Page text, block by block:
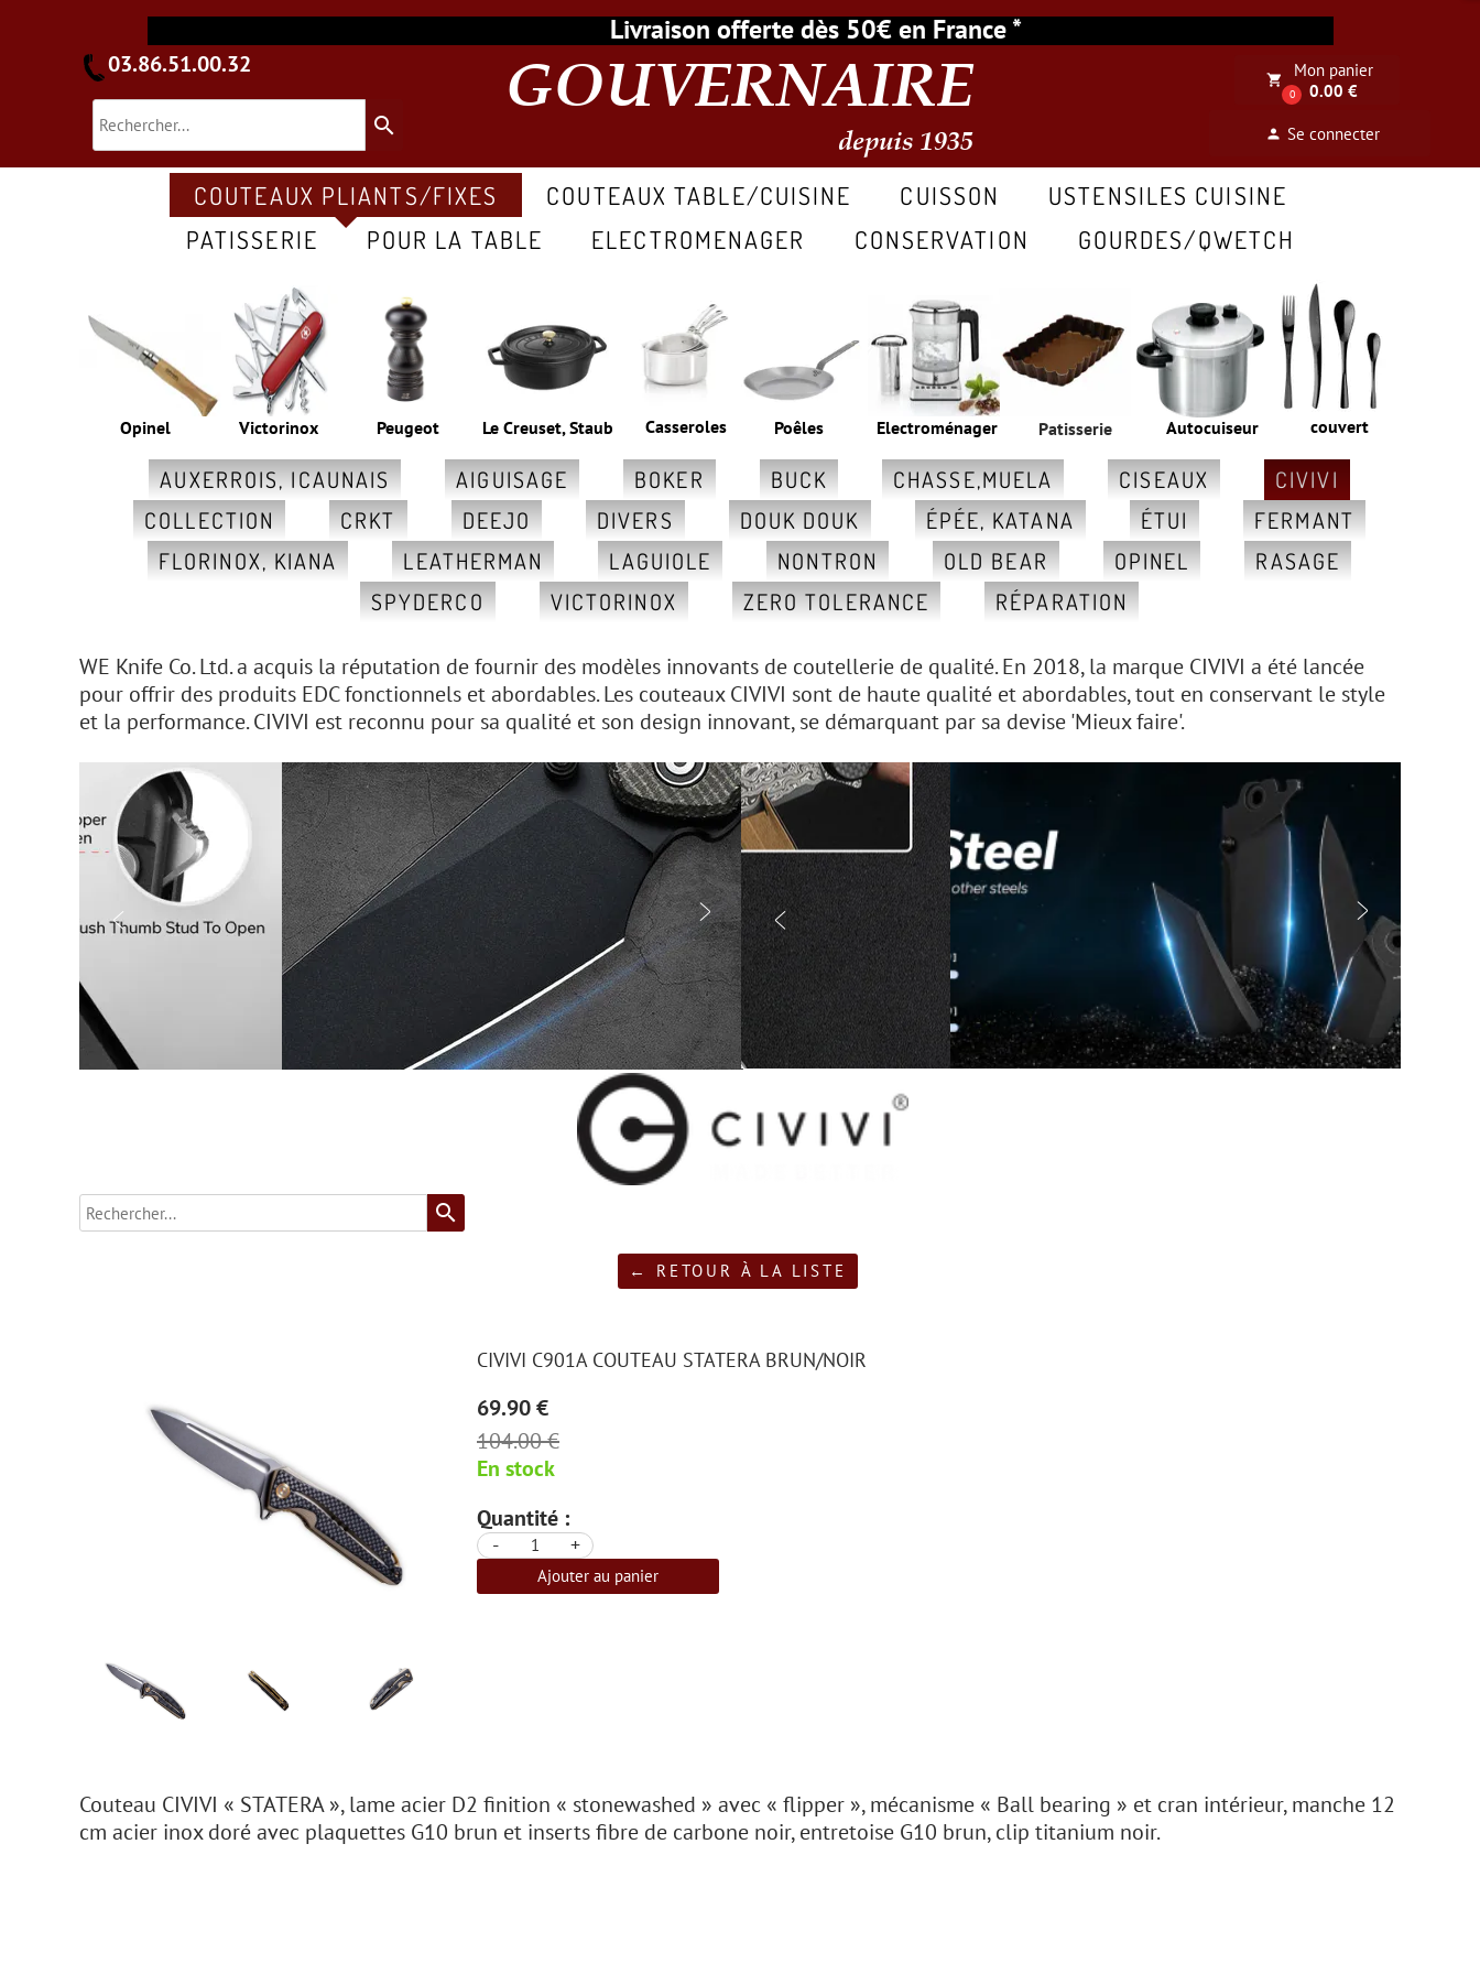
GOUVERNAIRE
depuis 1935
search
AUXERROIS, ICAUNAIS AIGUISAGE BOKER BUCK CHASSE,MUELA CISEAUX
CIVIVI
COLLECTION
CRKT DEEJO DIVERS DOUK DOUK ÉPÉE, KATANA ÉTUI
FERMANT
FLORINOX, KIANA
LEATHERMAN LAGUIOLE NONTRON OLD BEAR OPINEL
RASAGE
SPYDERCO
VICTORINOX ZERO TOLERANCE RÉPARATION
person Se connecter
couvert
Peugeot Le Creuset, Staub
Victorinox
Opinel Electroménager
Poêles
Casseroles
COUTEAUX PLIANTS/FIXES COUTEAUX TABLE/CUISINE CUISSON
USTENSILES CUISINE
PATISSERIE
POUR LA TABLE ELECTROMENAGER CONSERVATION GOURDES/QWETCH
local_grocery_store
0
Mon panier
0.00 €
Livraison offerte dès 50€ en France *
03.86.51.00.32
Patisserie Autocuiseur
WE Knife Co. Ltd. a acquis la réputation de fournir des modèles innovants de coutellerie de qualité. En 2018, la marque CIVIVI a été lancée
pour offrir des produits EDC fonctionnels et abordables. Les couteaux CIVIVI sont de haute qualité et abordables, tout en conservant le style
et la performance. CIVIVI est reconnu pour sa qualité et son design innovant, se démarquant par sa devise 'Mieux faire'.
   
search
← RETOUR À LA LISTE
CIVIVI C901A COUTEAU STATERA BRUN/NOIR
69.90 €
104.00 €
En stock
Quantité :
- +
Ajouter au panier
Couteau CIVIVI « STATERA », lame acier D2 finition « stonewashed » avec « flipper », mécanisme « Ball bearing » et cran intérieur, manche 12
cm acier inox doré avec plaquettes G10 brun et inserts fibre de carbone noir, entretoise G10 brun, clip titanium noir.